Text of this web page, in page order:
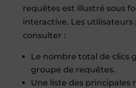
requêtes est illustré sous
interactive. Les utilisateurs
consulter :
Le nombre total de clics
groupe de requêtes.
Une liste des principales